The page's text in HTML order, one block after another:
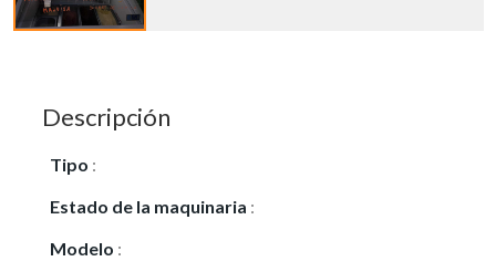
Descripción
Tipo :
Estado de la maquinaria :
Modelo :